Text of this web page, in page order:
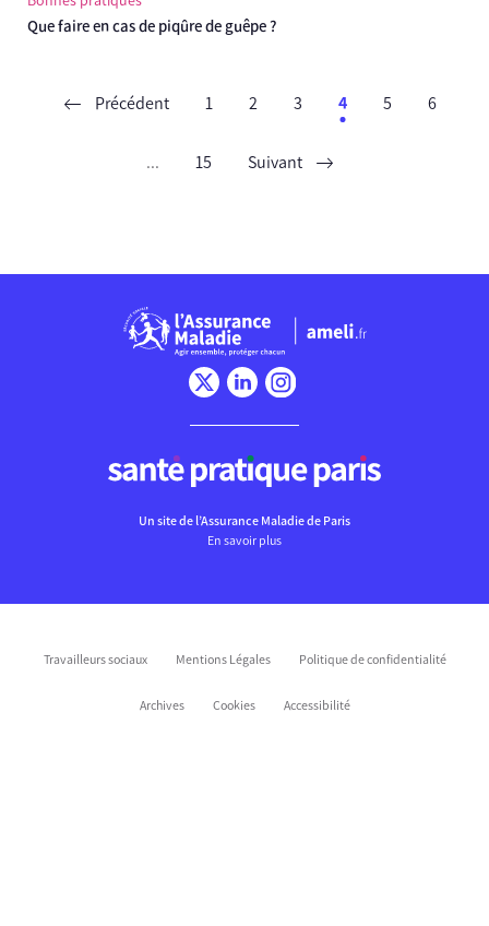
Que faire en cas de piqûre de guêpe ?
Précédent 1 2 3 4 5 6
... 15 Suivant
Un site de l’Assurance Maladie de Paris
En savoir plus
Travailleurs sociaux Mentions Légales Politique de confidentialité
Archives Cookies Accessibilité